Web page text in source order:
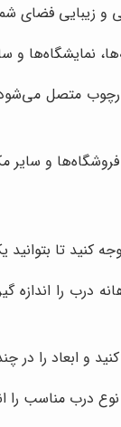
و زیبایی فضای
نمایشگاه‌ها
چارچوب متصل
فروشگاه‌ها و
کنید تا
درب را
و ابعاد را
درب مناسب